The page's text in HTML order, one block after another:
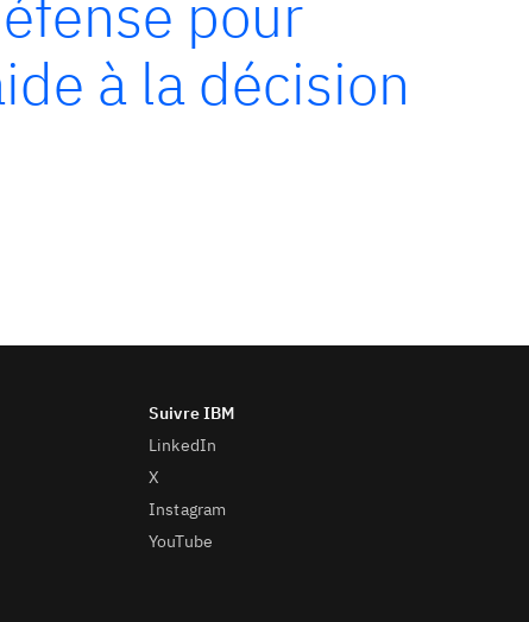
pour
à la décision
LinkedIn
X
Instagram
YouTube